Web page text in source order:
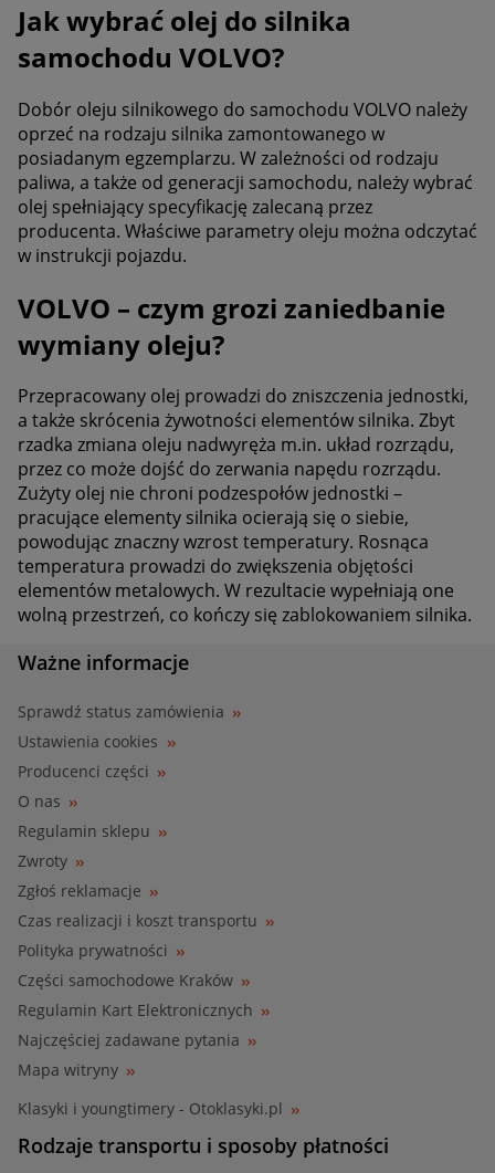
Jak wybrać olej do silnika
samochodu VOLVO?
Dobór oleju silnikowego do samochodu VOLVO należy
oprzeć na rodzaju silnika zamontowanego w
posiadanym egzemplarzu. W zależności od rodzaju
paliwa, a także od generacji samochodu, należy wybrać
olej spełniający specyfikację zalecaną przez
producenta. Właściwe parametry oleju można odczytać
w instrukcji pojazdu.
VOLVO – czym grozi zaniedbanie
wymiany oleju?
Przepracowany olej prowadzi do zniszczenia jednostki,
a także skrócenia żywotności elementów silnika. Zbyt
rzadka zmiana oleju nadwyręża m.in. układ rozrządu,
przez co może dojść do zerwania napędu rozrządu.
Zużyty olej nie chroni podzespołów jednostki –
pracujące elementy silnika ocierają się o siebie,
powodując znaczny wzrost temperatury. Rosnąca
temperatura prowadzi do zwiększenia objętości
elementów metalowych. W rezultacie wypełniają one
wolną przestrzeń, co kończy się zablokowaniem silnika.
Ważne informacje
Sprawdź status zamówienia
Ustawienia cookies
Producenci części
O nas
Regulamin sklepu
Zwroty
Zgłoś reklamacje
Czas realizacji i koszt transportu
Polityka prywatności
Części samochodowe Kraków
Regulamin Kart Elektronicznych
Najczęściej zadawane pytania
Mapa witryny
Klasyki i youngtimery - Otoklasyki.pl
Rodzaje transportu i sposoby płatności